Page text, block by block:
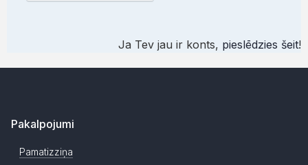
Ja Tev jau ir konts, pieslēdzies šeit!
Pakalpojumi
Pamatizziņa